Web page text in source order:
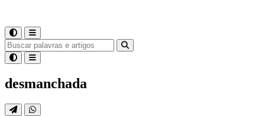
desmanchada